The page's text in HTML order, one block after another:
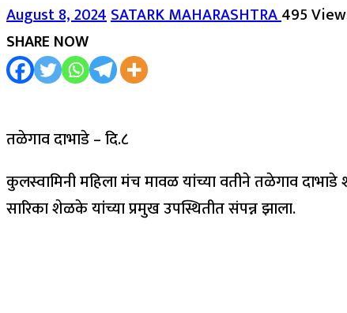
August 8, 2024SATARK MAHARASHTRA495
SHARE NOW
तळेगाव दाभाडे – दि.८
कुलस्वामिनी महिला मंच मावळ यांच्या वतीने तळेगाव
सारिका शेळके यांच्या प्रमुख उपस्थितीत संपन्न झाला.